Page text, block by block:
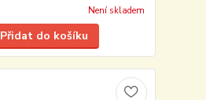
Není skladem
Přidat do košíku